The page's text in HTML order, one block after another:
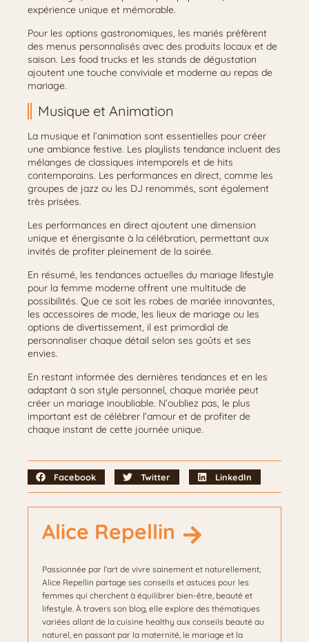
expérience unique et mémorable.
Pour les options gastronomiques, les mariés préfèrent
des menus personnalisés avec des produits locaux et de
saison. Les food trucks et les stands de dégustation
ajoutent une touche conviviale et moderne au repas de
mariage.
Musique et Animation
La musique et l’animation sont essentielles pour créer
une ambiance festive. Les playlists tendance incluent des
mélanges de classiques intemporels et de hits
contemporains. Les performances en direct, comme les
groupes de jazz ou les DJ renommés, sont également
très prisées.
Les performances en direct ajoutent une dimension
unique et énergisante à la célébration, permettant aux
invités de profiter pleinement de la soirée.
En résumé, les tendances actuelles du mariage lifestyle
pour la femme moderne offrent une multitude de
possibilités. Que ce soit les robes de mariée innovantes,
les accessoires de mode, les lieux de mariage ou les
options de divertissement, il est primordial de
personnaliser chaque détail selon ses goûts et ses
envies.
En restant informée des dernières tendances et en les
adaptant à son style personnel, chaque mariée peut
créer un mariage inoubliable. N’oubliez pas, le plus
important est de célébrer l’amour et de profiter de
chaque instant de cette journée unique.
Facebook Twitter LinkedIn
Alice Repellin
Passionnée par l’art de vivre sainement et naturellement,
Alice Repellin partage ses conseils et astuces pour les
femmes qui cherchent à équilibrer bien-être, beauté et
lifestyle. À travers son blog, elle explore des thématiques
variées allant de la cuisine healthy aux conseils beauté au
naturel, en passant par la maternité, le mariage et la